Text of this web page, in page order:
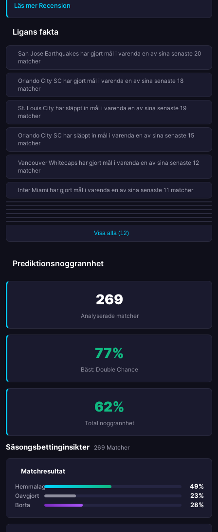
det vanlig...
Läs mer Recension
Ligans fakta
San Jose Earthquakes har gjort mål i varenda en av sina senaste 20
matcher
Orlando City SC har gjort mål i varenda en av sina senaste 18
matcher
St. Louis City har släppt in mål i varenda en av sina senaste 19
matcher
Orlando City SC har släppt in mål i varenda en av sina senaste 15
matcher
Vancouver Whitecaps har gjort mål i varenda en av sina senaste 12
matcher
Inter Miami har gjort mål i varenda en av sina senaste 11 matcher
DC United har släppt in mål i varenda en av sina senaste 11 matcher
CF Montréal har släppt in mål i varenda en av sina senaste 11 matcher
Sporting Kansas City har förlorat sina senaste 4 ligamatcher
Colorado Rapids har släppt in mål i varenda en av sina senaste 9 matcher
Nashville SC har släppt in mål i varenda en av sina senaste 9 matcher
Visa alla (12)
Prediktionsnoggrannhet
269
Analyserade matcher
77%
Bäst: Double Chance
62%
Total noggrannhet
Säsongsbettinginsikter 269 Matcher
Matchresultat
Hemmalag 49%
Oavgjort 23%
Borta 28%